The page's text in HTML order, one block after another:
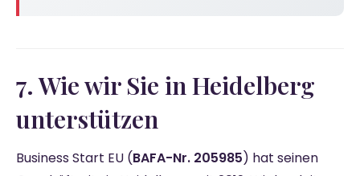
7. Wie wir Sie in Heidelberg
unterstützen
Business Start EU (BAFA-Nr. 205985) hat seinen